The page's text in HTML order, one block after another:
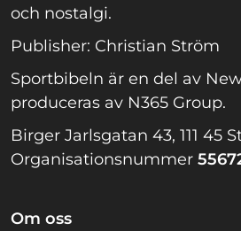
och nostalgi.
Publisher: Christian Ström
Sportbibeln är en del av
produceras av N365 Group.
Birger Jarlsgatan 43, 111 45
Organisationsnummer
Om oss